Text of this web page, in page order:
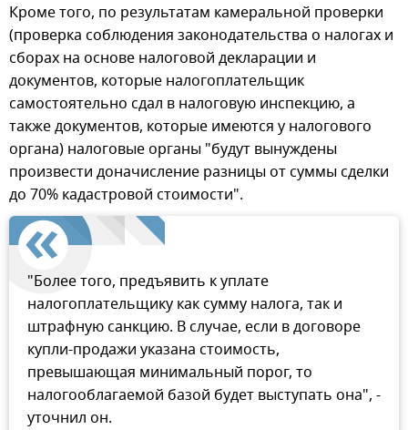
Кроме того, по результатам камеральной проверки
(проверка соблюдения законодательства о налогах и
сборах на основе налоговой декларации и
документов, которые налогоплательщик
самостоятельно сдал в налоговую инспекцию, а
также документов, которые имеются у налогового
органа) налоговые органы "будут вынуждены
произвести доначисление разницы от суммы сделки
до 70% кадастровой стоимости".
"Более того, предъявить к уплате
налогоплательщику как сумму налога, так и
штрафную санкцию. В случае, если в договоре
купли-продажи указана стоимость,
превышающая минимальный порог, то
налогооблагаемой базой будет выступать она", -
уточнил он.